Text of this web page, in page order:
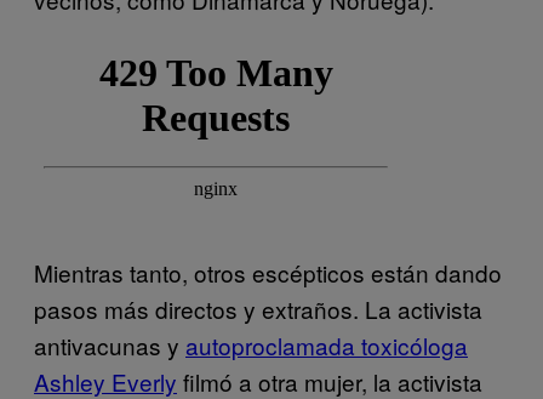
Mientras tanto, otros escépticos están dando
pasos más directos y extraños. La activista
antivacunas y autoproclamada toxicóloga
Ashley Everly filmó a otra mujer, la activista